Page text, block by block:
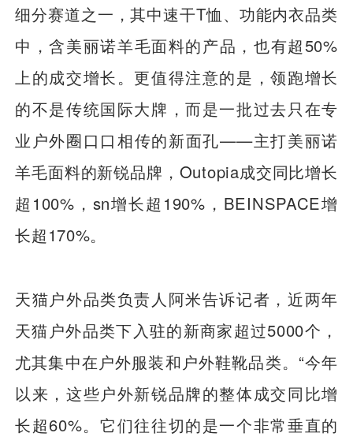
细分赛道之一，其中速干T恤、功能内衣品类
中，含美丽诺羊毛面料的产品，也有超50%
上的成交增长。更值得注意的是，领跑增长
的不是传统国际大牌，而是一批过去只在专
业户外圈口口相传的新面孔——主打美丽诺
羊毛面料的新锐品牌，Outopia成交同比增长
超100%，sn增长超190%，BEINSPACE增
长超170%。
天猫户外品类负责人阿米告诉记者，近两年
天猫户外品类下入驻的新商家超过5000个，
尤其集中在户外服装和户外鞋靴品类。“今年
以来，这些户外新锐品牌的整体成交同比增
长超60%。它们往往切的是一个非常垂直的